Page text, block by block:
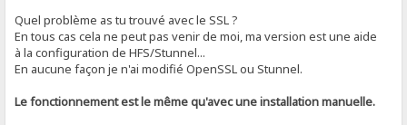
Quel problème as tu trouvé avec le SSL ?
En tous cas cela ne peut pas venir de moi, ma version est une aide
à la configuration de HFS/Stunnel...
En aucune façon je n'ai modifié OpenSSL ou Stunnel.
Le fonctionnement est le même qu'avec une installation manuelle.